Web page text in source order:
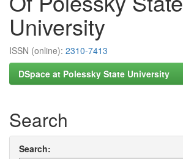
University
ISSN (online): 2310-7413
DSpace at Polessky State University
Search
Search: